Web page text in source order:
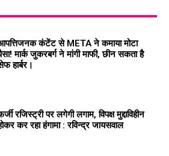
कंटेंट से META ने कमाया मोटा
मार्क जुकरबर्ग ने मांगी माफी, छीन सकता है
हार्बर।
रजिस्ट्री पर लगेगी लगाम, विपक्ष मुद्दाविहीन
कर रहा हंगामा : रविन्द्र जायसवाल